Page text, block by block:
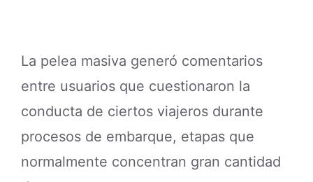
La pelea masiva generó comentarios
entre usuarios que cuestionaron la
conducta de ciertos viajeros durante
procesos de embarque, etapas que
normalmente concentran gran cantidad